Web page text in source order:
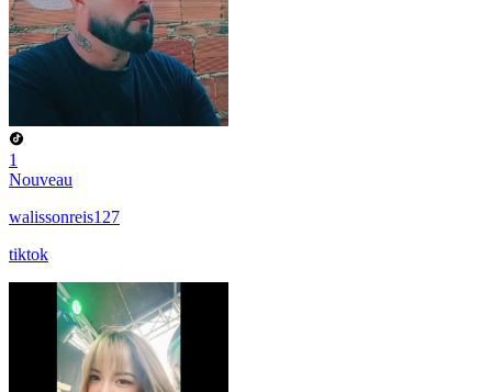
1
Nouveau
walissonreis127
tiktok